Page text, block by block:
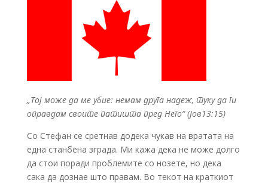
„Тој може да ме убие: немам друга надеж, туку да ги
оправдам своите патишта пред Него“(Јов13:15)
Со Стефан се сретнав додека чукав на вратата на
една станбена зграда. Ми кажа дека не може долго
да стои поради проблемите со нозете, но дека
сака да дознае што правам. Во текот на краткиот